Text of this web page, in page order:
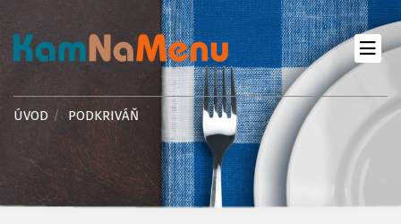
ÚVOD PODKRIVÁŇ